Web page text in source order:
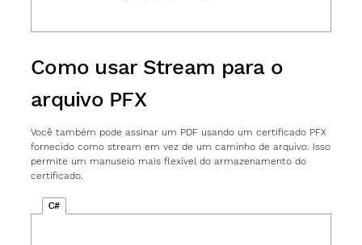
Como usar Stream para o
arquivo PFX
Você também pode assinar um PDF usando um certificado PFX
fornecido como stream em vez de um caminho de arquivo. Isso
permite um manuseio mais flexível do armazenamento do
certificado.
C#